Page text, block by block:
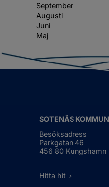
September
Augusti
Juni
Maj
SOTENÄS KOMMUN
Besöksadress
Parkgatan 46
456 80 Kungshamn
Hitta hit